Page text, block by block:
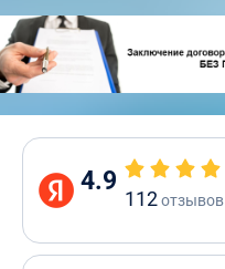
4.9
112отзывов